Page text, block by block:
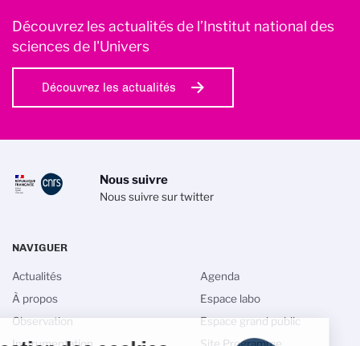
Découvrez les actualités de l’Institut national des
sciences de l'Univers
Découvrez les actualités
Nous suivre
Nous suivre sur twitter
NAVIGUER
Actualités
À propos
Observation
Agenda
Espace labo
Espace grand public